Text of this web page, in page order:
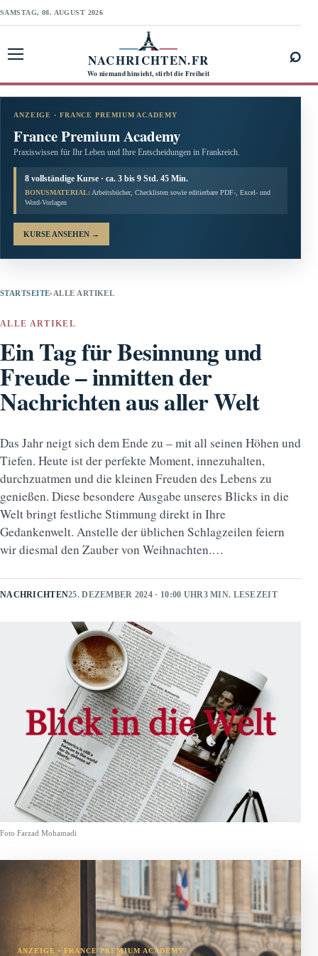
SAMSTAG, 08. AUGUST 2026
NACHRICHTEN.FR
Wo niemand hinsieht, stirbt die Freiheit
⌕
ANZEIGE · FRANCE PREMIUM ACADEMY
France Premium Academy
Praxiswissen für Ihr Leben und Ihre Entscheidungen in Frankreich.
8 vollständige Kurse · ca. 3 bis 9 Std. 45 Min.
BONUSMATERIAL: Arbeitsbücher, Checklisten sowie editierbare PDF-, Excel- und
Word-Vorlagen
KURSE ANSEHEN →
STARTSEITE› ALLE ARTIKEL
ALLE ARTIKEL
Ein Tag für Besinnung und
Freude – inmitten der
Nachrichten aus aller Welt
Das Jahr neigt sich dem Ende zu – mit all seinen Höhen und
Tiefen. Heute ist der perfekte Moment, innezuhalten,
durchzuatmen und die kleinen Freuden des Lebens zu
genießen. Diese besondere Ausgabe unseres Blicks in die
Welt bringt festliche Stimmung direkt in Ihre
Gedankenwelt. Anstelle der üblichen Schlagzeilen feiern
wir diesmal den Zauber von Weihnachten.…
NACHRICHTEN25. DEZEMBER 2024 · 10:00 UHR3 MIN. LESEZEIT
Foto Farzad Mohamadi
ANZEIGE · FRANCE PREMIUM ACADEMY